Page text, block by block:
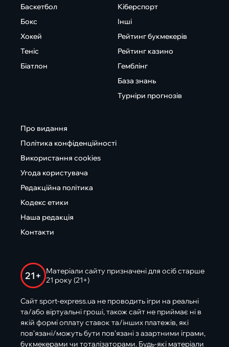
Баскетбол
Бокс
Хокей
Теніс
Біатлон
Кіберспорт
Інші
Рейтинг букмекерів
Рейтинг казино
Гемблінг
База знань
Турніри прогнозів
Про видання
Політика конфіденційності
Використання cookies
Угода користувача
Редакційна політика
Кодекс етики
Наша редакція
Контакти
21+
Матеріали сайту призначені для осіб старше
21 року (21+)
Сайт sport-express.ua не проводить ігри на реальні
та/або віртуальні гроші, також сайт не приймає ні в
якій формі оплату ставок та/інших платежів, які
пов’язані/можуть бути пов’язані з азартними іграми,
букмекерами чи тоталізаторами. Будь-які матеріали